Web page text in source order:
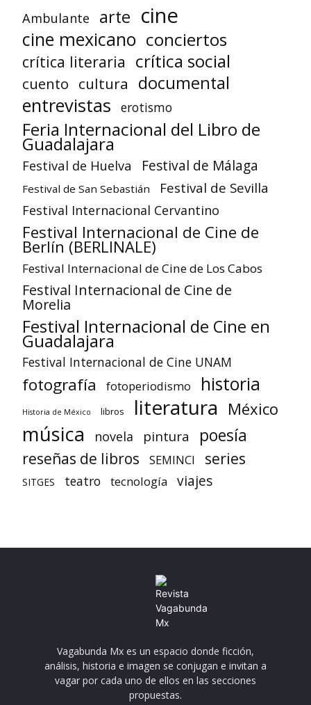
Ambulante arte cine
cine mexicano conciertos
crítica literaria crítica social
cuento cultura documental
entrevistas erotismo
Feria Internacional del Libro de
Guadalajara
Festival de Huelva Festival de Málaga
Festival de San Sebastián Festival de Sevilla
Festival Internacional Cervantino
Festival Internacional de Cine de
Berlín (BERLINALE)
Festival Internacional de Cine de Los Cabos
Festival Internacional de Cine de
Morelia
Festival Internacional de Cine en
Guadalajara
Festival Internacional de Cine UNAM
fotografía fotoperiodismo historia
Historia de México libros literatura México
música novela pintura poesía
reseñas de libros SEMINCI series
SITGES teatro tecnología viajes
Vagabunda Mx es un espacio donde ficción,
análisis, historia e imagen se conjugan e invitan a
vagar por cada uno de ellos en las secciones
propuestas.